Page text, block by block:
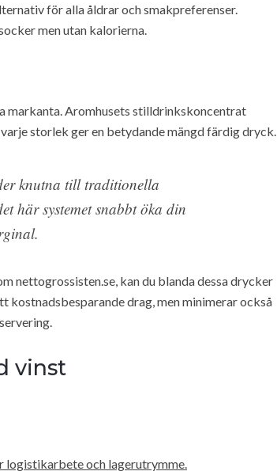
för alla åldrar och smakpreferenser.
men utan kalorierna.
Aromhusets stilldrinkskoncentrat
storlek ger en betydande mängd färdig dryck.
knutna till traditionella
här systemet snabbt öka din
nettogrossisten.se, kan du blanda dessa drycker
kostnadsbesparande drag, men minimerar också
vinst
och lagerutrymme.